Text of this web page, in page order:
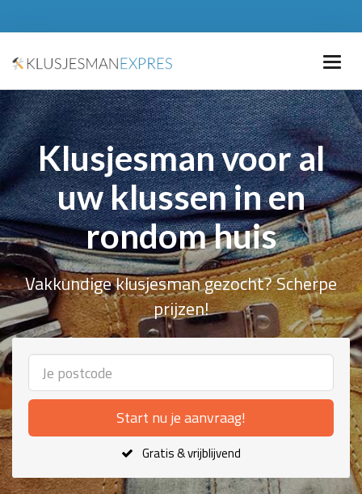
Klusjesman voor al
uw klussen in en
rondom huis
Vakkundige klusjesman gezocht? Scherpe
prijzen!
Start nu je aanvraag!
Gratis & vrijblijvend